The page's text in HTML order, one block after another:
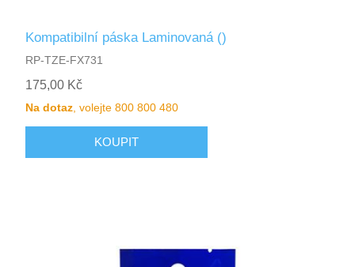
Kompatibilní páska Laminovaná ()
RP-TZE-FX731
175,00 Kč
Na dotaz , volejte 800 800 480